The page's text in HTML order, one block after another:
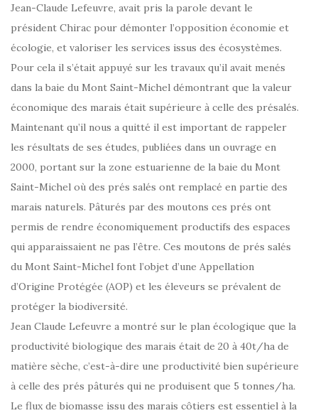
Jean-Claude Lefeuvre, avait pris la parole devant le
président Chirac pour démonter l’opposition économie et
écologie, et valoriser les services issus des écosystèmes.
Pour cela il s’était appuyé sur les travaux qu’il avait menés
dans la baie du Mont Saint-Michel démontrant que la valeur
économique des marais était supérieure à celle des présalés.
Maintenant qu’il nous a quitté il est important de rappeler
les résultats de ses études, publiées dans un ouvrage en
2000, portant sur la zone estuarienne de la baie du Mont
Saint-Michel où des prés salés ont remplacé en partie des
marais naturels. Pâturés par des moutons ces prés ont
permis de rendre économiquement productifs des espaces
qui apparaissaient ne pas l’être. Ces moutons de prés salés
du Mont Saint-Michel font l’objet d’une Appellation
d’Origine Protégée (AOP) et les éleveurs se prévalent de
protéger la biodiversité.
Jean Claude Lefeuvre a montré sur le plan écologique que la
productivité biologique des marais était de 20 à 40t/ha de
matière sèche, c’est-à-dire une productivité bien supérieure
à celle des prés pâturés qui ne produisent que 5 tonnes/ha.
Le flux de biomasse issu des marais côtiers est essentiel à la